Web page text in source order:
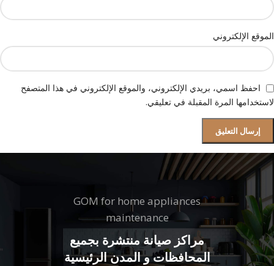
الموقع الإلكتروني
احفظ اسمي، بريدي الإلكتروني، والموقع الإلكتروني في هذا المتصفح
لاستخدامها المرة المقبلة في تعليقي.
GOM for home appliances
maintenance
مراكز صيانة منتشرة بجميع
المحافظات و المدن الرئيسية